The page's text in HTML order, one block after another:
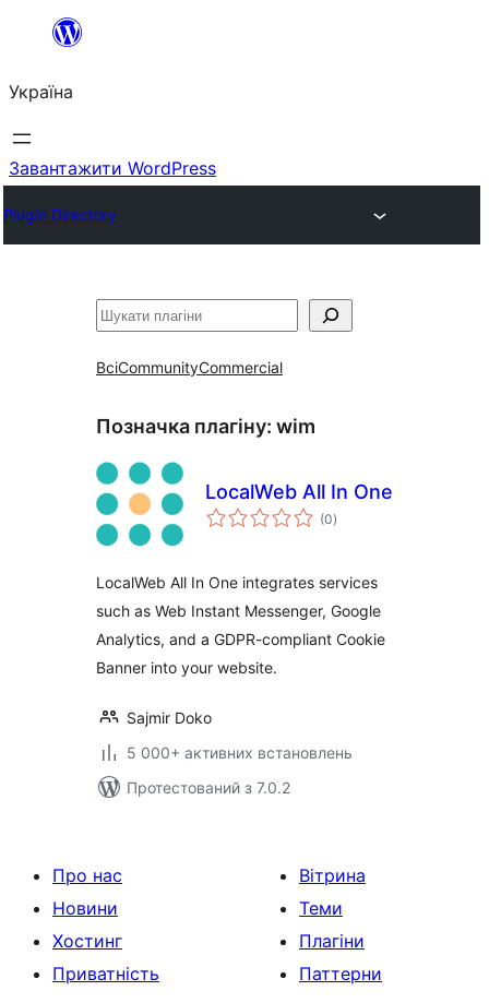
Перейти
вмісту
Україна
Завантажити WordPress
Plugin Directory
Пошук
ВсіCommunityCommercial
Позначка плагіну: wim
LocalWeb All In One
(0загальний
рейтинг
)
LocalWeb All In One integrates services
such as Web Instant Messenger, Google
Analytics, and a GDPR-compliant Cookie
Banner into your website.
Sajmir Doko
5 000+ активних встановлень
Протестований з 7.0.2
Про нас
Новини
Хостинг
Приватність
Вітрина
Теми
Плагіни
Паттерни